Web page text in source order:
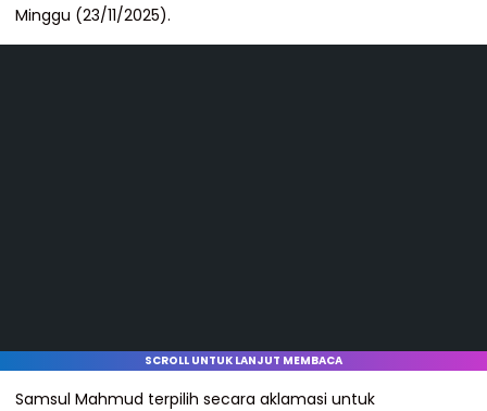
Minggu (23/11/2025).
SCROLL UNTUK LANJUT MEMBACA
Samsul Mahmud terpilih secara aklamasi untuk